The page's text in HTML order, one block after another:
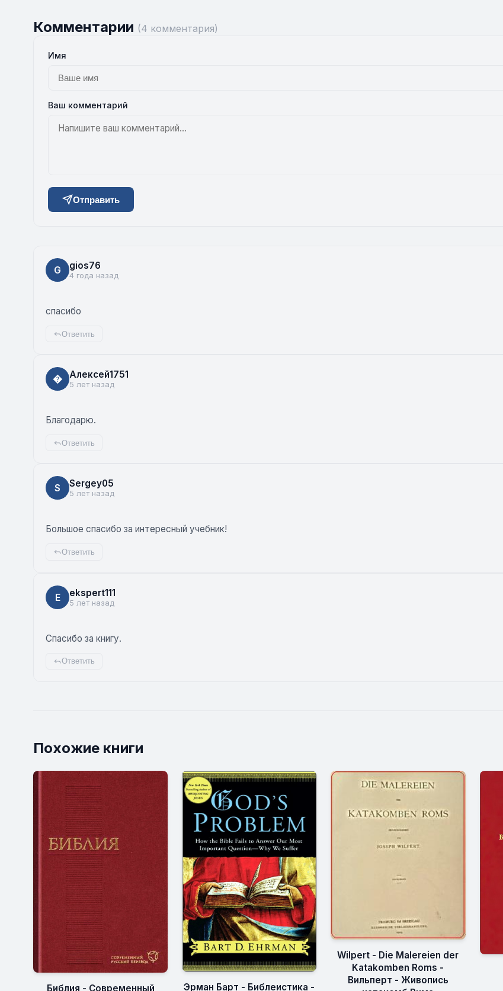
Комментарии (4 комментария)
Имя
Ваш комментарий
Отправить
G gios76
4 года назад
спасибо
Ответить
� Алексей1751
5 лет назад
Благодарю.
Ответить
S Sergey05
5 лет назад
Большое спасибо за интересный учебник!
Ответить
E ekspert111
5 лет назад
Спасибо за книгу.
Ответить
Похожие книги
Библия - Современный Эрман Барт - Библеистика -
Wilpert - Die Malereien der
Katakomben Roms -
Вильперт - Живопись